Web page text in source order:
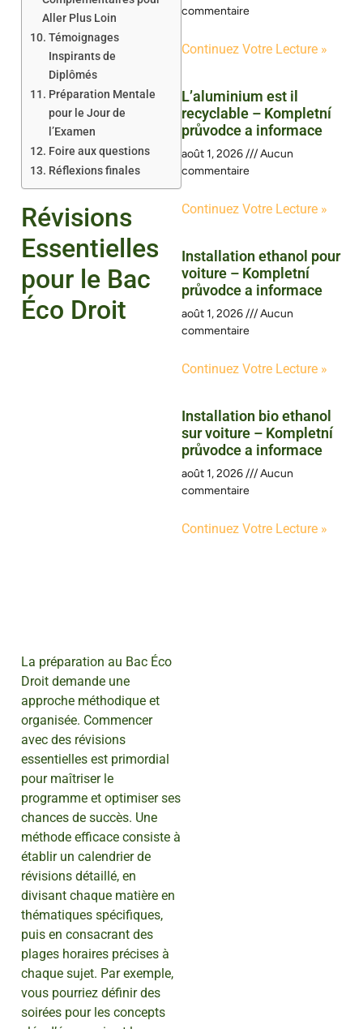
Aller Plus Loin
Témoignages
Inspirants de
Diplômés
Préparation Mentale
pour le Jour de
l’Examen
Foire aux questions
Réflexions finales
Révisions
Essentielles
pour le Bac
Éco Droit
La préparation au Bac Éco
Droit demande une
approche méthodique et
organisée. Commencer
avec des révisions
essentielles est primordial
pour maîtriser le
programme et optimiser ses
chances de succès. Une
méthode efficace consiste à
établir un calendrier de
révisions détaillé, en
divisant chaque matière en
thématiques spécifiques,
puis en consacrant des
plages horaires précises à
chaque sujet. Par exemple,
vous pourriez définir des
soirées pour les concepts
commentaire
Continuez Votre Lecture »
L’aluminium est il
recyclable – Kompletní
průvodce a informace
août 1, 2026
Aucun
commentaire
Continuez Votre Lecture »
Installation ethanol pour
voiture – Kompletní
průvodce a informace
août 1, 2026
Aucun
commentaire
Continuez Votre Lecture »
Installation bio ethanol
sur voiture – Kompletní
průvodce a informace
août 1, 2026
Aucun
commentaire
Continuez Votre Lecture »